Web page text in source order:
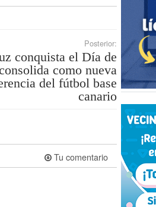
Posterior:
conquista el Día de
como nueva
del fútbol base
canario
Tu comentario